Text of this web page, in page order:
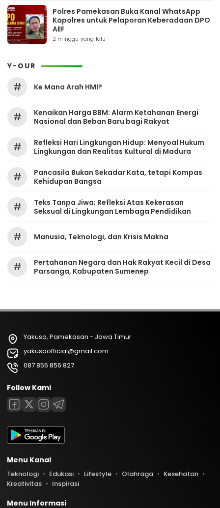
Polres Pamekasan Buka Kanal WhatsApp
Kapolres untuk Pelaporan Keberadaan DPO
AEF
2 minggu yang lalu
Y-OUR
# Ke Mana Arah HMI?
#
Kenaikan Harga BBM: Alarm Ketahanan Energi
Nasional dan Beban Baru bagi Rakyat
#
Refleksi Hari Lingkungan Hidup: Menyoal Hukum
Lingkungan dan Realitas Kultural di Madura
#
Pancasila Bukan Sekadar Kata, tetapi Kompas
Kehidupan Bangsa
#
Teks Tanpa Jiwa; Refleksi Atas Kekerasan
Seksual di Lingkungan Lembaga Pendidikan
# Manusia, Teknologi, dan Krisis Makna
#
Pertahanan Negara dan Hak Rakyat Kecil di Desa
Parsanga, Kabupaten Sumenep
Yakusa, Pamekasan - Jawa Timur
yakusaofficial@gmail.com
087 856 856 827
Follow Kami
Menu Kanal
Teknologi Edukasi Lifestyle Olahraga
Kesehatan
Kreativitas
Inspirasi
Menu Informasi